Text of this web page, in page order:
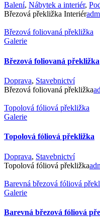
Balení, Nábytek a interiér,
Březová překližka Interiér
Březová foliovaná překližka
Galerie
Březová foliovaná překližka
Doprava, Stavebnictví
Březová foliovaná překližka
Topolová fóliová překližka
Galerie
Topolová fóliová překližka
Doprava, Stavebnictví
Topolová fóliová překližka
Barevná březová fóliová
Galerie
Barevná březová fóliová